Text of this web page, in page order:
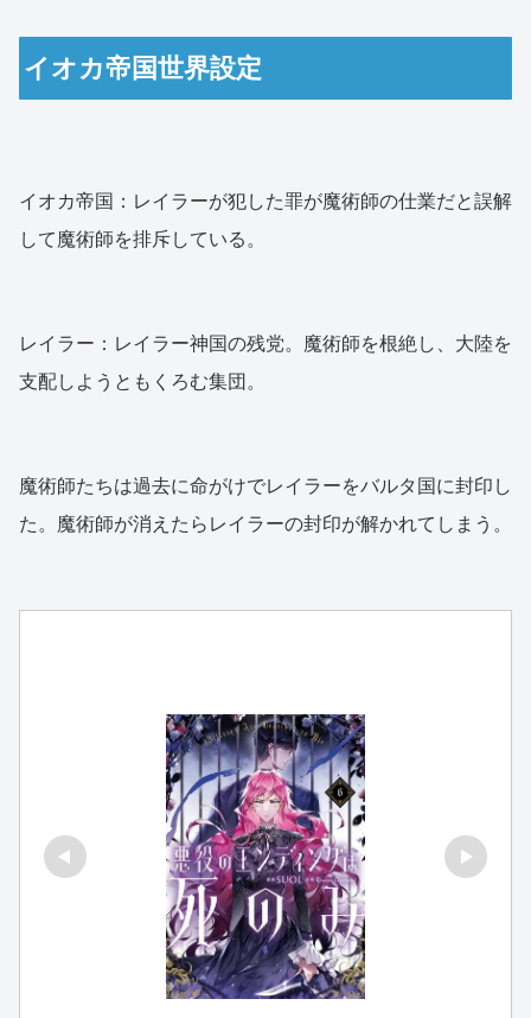
イオカ帝国世界設定
イオカ帝国：レイラーが犯した罪が魔術師の仕業だと誤解
して魔術師を排斥している。
レイラー：レイラー神国の残党。魔術師を根絶し、大陸を
支配しようともくろむ集団。
魔術師たちは過去に命がけでレイラーをバルタ国に封印し
た。魔術師が消えたらレイラーの封印が解かれてしまう。